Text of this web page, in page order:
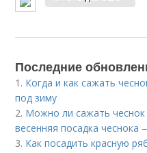
Последние
1. Когда и как сажать
под зиму
2. Можно ли сажать
весенняя посадка чеснока
3. Как посадить красную